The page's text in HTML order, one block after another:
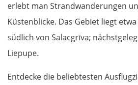
erlebt man Strandwanderungen
Küstenblicke. Das Gebiet liegt
südlich von Salacgrīva;
Liepupe.
Entdecke die beliebtesten